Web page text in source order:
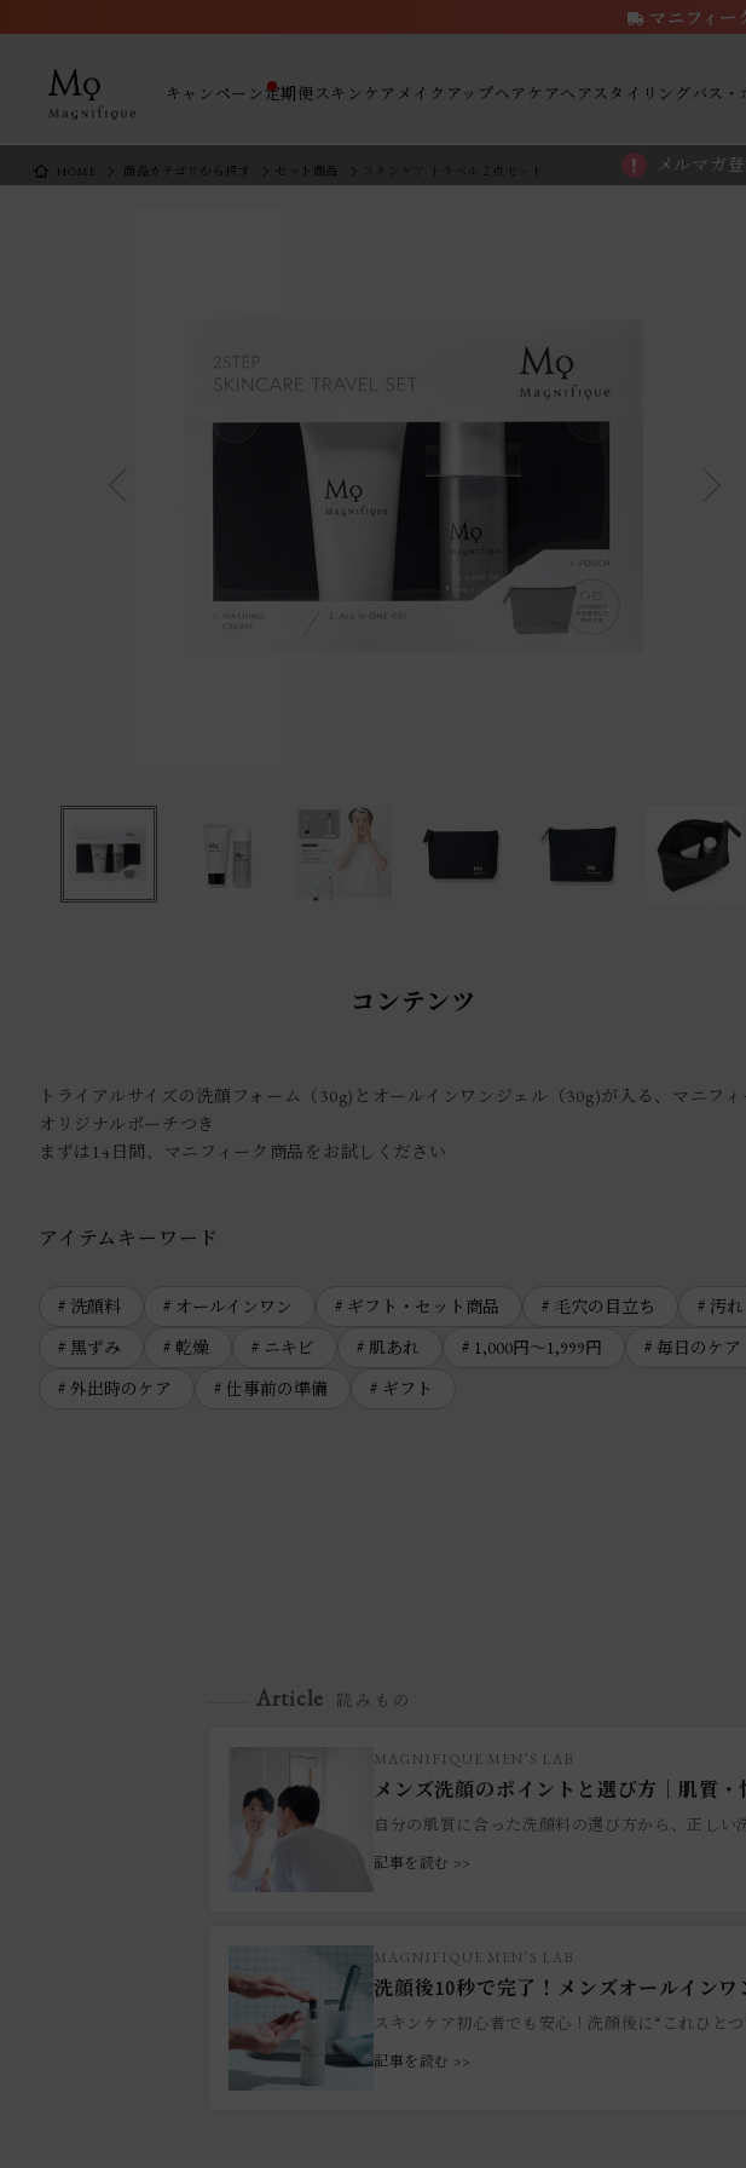
メルマガ
マニフィー
キャンペーン 定期便 スキンケア メイクアップヘアケアヘアスタイリングバス・
HOME 商品カテゴリから探す セット商品 スキンケア トラベル２点セット
コンテンツ
トライアルサイズの洗顔フォーム（30g)とオールインワンジェル（30g)が入る、マニフィ
オリジナルポーチつき
まずは14日間、マニフィーク商品をお試しください
アイテムキーワード
洗顔料 オールインワン ギフト・セット商品 毛穴の目立ち
汚れ
黒ずみ
乾燥 ニキビ 肌あれ 1,000円～1,999円
毎日のケア
外出時のケア
仕事前の準備 ギフト
Article 読みもの
MAGNIFIQUE MEN’S LAB
メンズ洗顔のポイントと選び方｜肌質
自分の肌質に合った洗顔料の選び方から、正しい
記事を読む >>
MAGNIFIQUE MEN’S LAB
洗顔後10秒で完了！メンズオールインワ
スキンケア初心者でも安心！洗顔後に“これひと
記事を読む >>